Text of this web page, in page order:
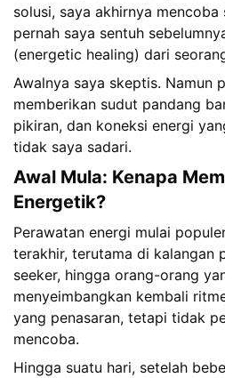
solusi, saya akhirnya mencoba
pernah saya sentuh
(energetic healing) dari
Awalnya saya skeptis. Namun
memberikan sudut pandang
pikiran, dan koneksi energi
tidak saya sadari.
Awal Mula: Kenapa
Energetik?
Perawatan energi mulai
terakhir, terutama di kalangan
seeker, hingga orang-orang
menyeimbangkan kembali
yang penasaran, tetapi tidak
mencoba.
Hingga suatu hari, setelah